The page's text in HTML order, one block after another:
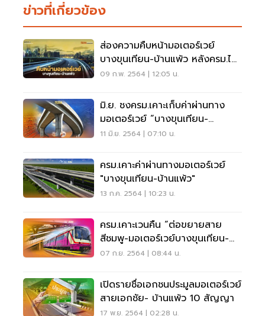
ข่าวที่เกี่ยวข้อง
ส่องความคืบหน้ามอเตอร์เวย์
บางขุนเทียน-บ้านแพ้ว หลังครม.ไฟ
เขียว
09 ก.พ. 2564 | 12:05 น.
มิ.ย. ชงครม.เคาะเก็บค่าผ่านทาง
มอเตอร์เวย์ “บางขุนเทียน-
บ้านแพ้ว”
11 มิ.ย. 2564 | 07:10 น.
ครม.เคาะค่าผ่านทางมอเตอร์เวย์
"บางขุนเทียน-บ้านแพ้ว"
13 ก.ค. 2564 | 10:23 น.
ครม.เคาะเวนคืน “ต่อขยายสาย
สีชมพู-มอเตอร์เวย์บางขุนเทียน-
เอกชัย”
07 ก.ย. 2564 | 08:44 น.
เปิดรายชื่อเอกชนประมูลมอเตอร์เวย์
สายเอกชัย- บ้านแพ้ว 10 สัญญา
17 พ.ย. 2564 | 02:28 น.